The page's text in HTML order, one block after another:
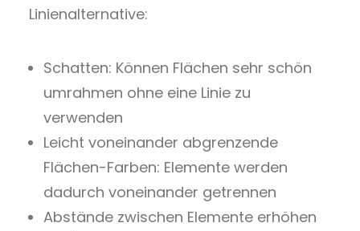
Linienalternative:
Schatten: Können Flächen sehr schön
umrahmen ohne eine Linie zu
verwenden
Leicht voneinander abgrenzende
Flächen-Farben: Elemente werden
dadurch voneinander getrennen
Abstände zwischen Elemente erhöhen